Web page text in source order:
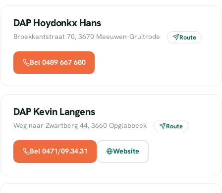
DAP Hoydonkx Hans
Broekkantstraat 70, 3670 Meeuwen-Gruitrode Route
Bel 0489 667 680
DAP Kevin Langens
Weg naar Zwartberg 44, 3660 Opglabbeek Route
Bel 0471/09.34.31 Website